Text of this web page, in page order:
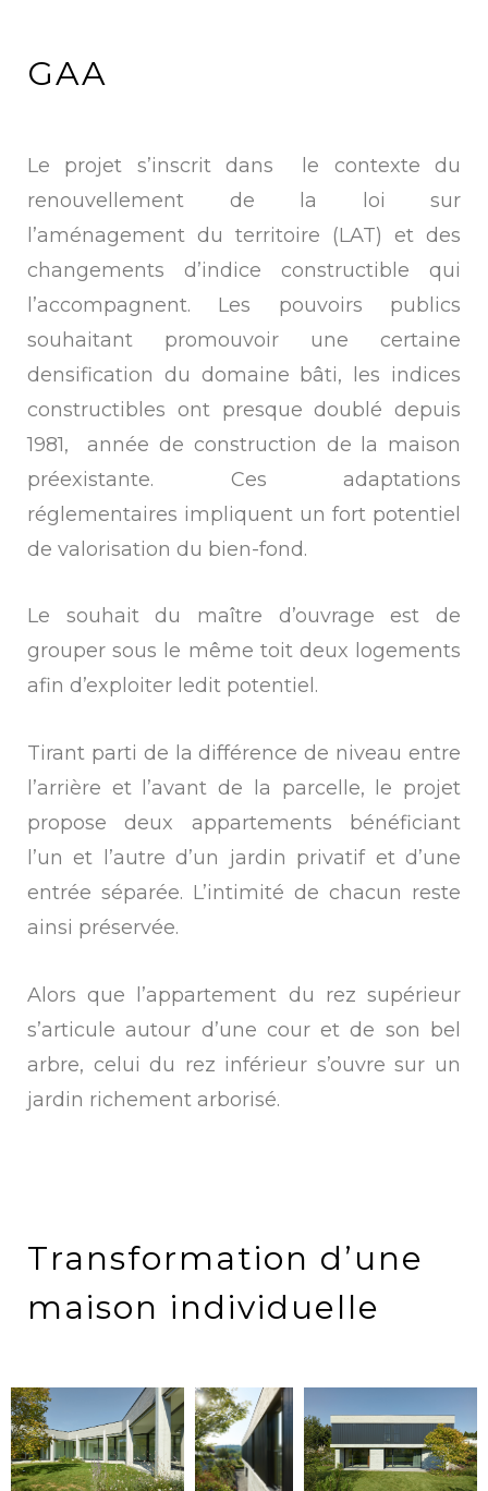
GAA
Le projet s’inscrit dans le contexte du
renouvellement de la loi sur
l’aménagement du territoire (LAT) et des
changements d’indice constructible qui
l’accompagnent. Les pouvoirs publics
souhaitant promouvoir une certaine
densification du domaine bâti, les indices
constructibles ont presque doublé depuis
1981, année de construction de la maison
préexistante. Ces adaptations
réglementaires impliquent un fort potentiel
de valorisation du bien-fond.
Le souhait du maître d’ouvrage est de
grouper sous le même toit deux logements
afin d’exploiter ledit potentiel.
Tirant parti de la différence de niveau entre
l’arrière et l’avant de la parcelle, le projet
propose deux appartements bénéficiant
l’un et l’autre d’un jardin privatif et d’une
entrée séparée. L’intimité de chacun reste
ainsi préservée.
Alors que l’appartement du rez supérieur
s’articule autour d’une cour et de son bel
arbre, celui du rez inférieur s’ouvre sur un
jardin richement arborisé.
Transformation d’une
maison individuelle